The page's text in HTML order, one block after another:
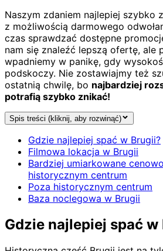
Naszym zdaniem najlepiej szybko
z możliwością darmowego
czas sprawdzać dostępne
nam się znaleźć lepszą ofertę, ale
wpadniemy w panikę, gdy
podskoczy. Nie zostawiajmy też
ostatnią chwilę, bo najbardziej
potrafią szybko znikać!
Spis treści (kliknij, aby rozwinąć)
Gdzie najlepiej spać w Brugii?
Filmowa lokacja w Brugii
Bardziej umiarkowane
historycznym centrum
Poza historycznym centrum
Baza noclegowa w Brugii
Gdzie najlepiej spać w